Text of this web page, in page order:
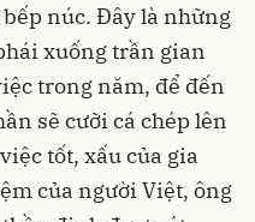
núc. Đây là những
xuống trần gian
trong năm, để đến
sẽ cưỡi cá chép lên
tốt, xấu của gia
của người Việt, ông